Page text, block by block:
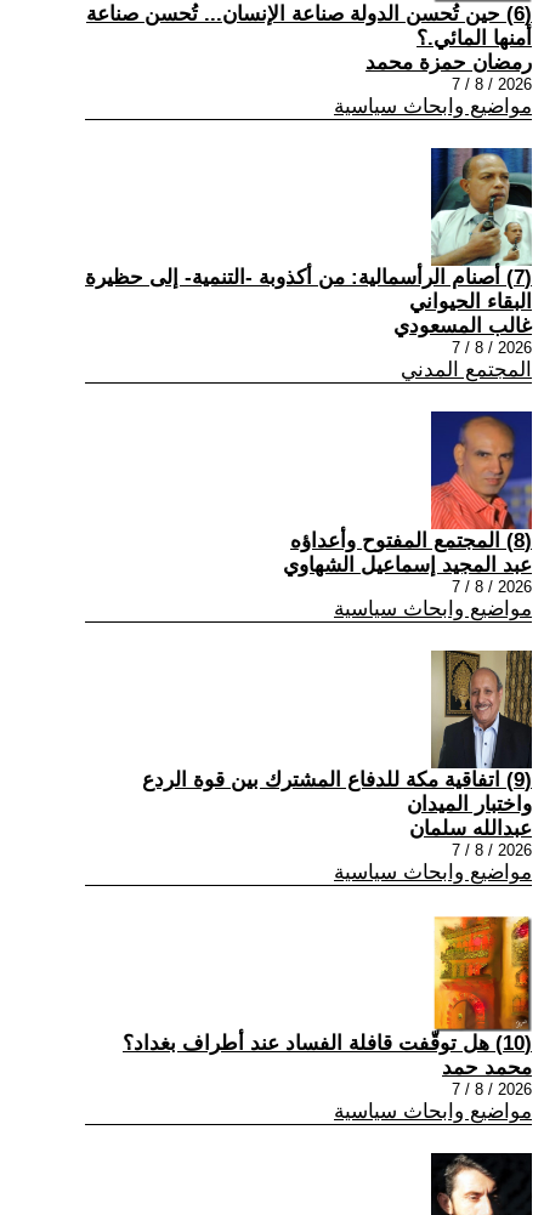
(6) حين تُحسن الدولة صناعة الإنسان... تُحسن صناعة
أمنها المائي.؟
رمضان حمزة محمد
2026 / 8 / 7
مواضيع وابحاث سياسية
(7) أصنام الرأسمالية: من أكذوبة -التنمية- إلى حظيرة
البقاء الحيواني
غالب المسعودي
2026 / 8 / 7
المجتمع المدني
(8) المجتمع المفتوح وأعداؤه
عبد المجيد إسماعيل الشهاوي
2026 / 8 / 7
مواضيع وابحاث سياسية
(9) اتفاقية مكة للدفاع المشترك بين قوة الردع
واختبار الميدان
عبدالله سلمان
2026 / 8 / 7
مواضيع وابحاث سياسية
(10) هل توقّفت قافلة الفساد عند أطراف بغداد؟
محمد حمد
2026 / 8 / 7
مواضيع وابحاث سياسية